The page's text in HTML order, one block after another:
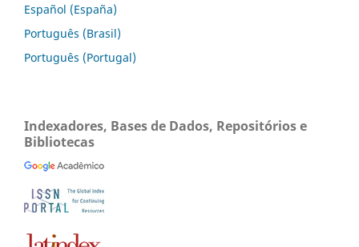
Español (España)
Português (Brasil)
Português (Portugal)
Indexadores, Bases de Dados, Repositórios e
Bibliotecas